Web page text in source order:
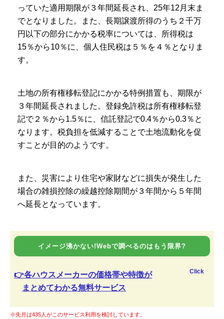
っていた適用期限が３年間延長され、25年12月末ま
でとなりました。また、長期譲渡所得のうち２千万
円以下の部分にかかる税率については、所得税は
15％から10％に、個人住民税は５％を４％となりま
す。
土地の所有権移転登記にかかる特例措置も、期限が
３年間延長されました。登録免許税は所有権移転登
記で２％から1.5％に、信託登記で0.4％から0.3％と
なります。税負担を低減することで土地流動化を促
すことが目的のようです。
また、災害により住宅や家財などに損失が発生した
場合の雑損控除の繰越控除期間が３年間から５年間
へ延長となっています。
イメージ沸かない!Webで調べるのはもう限界?
👉各ハウスメーカーの価格帯や特徴が
まとめてわかる無料サービス
Click
※先月は435人がこのサービス利用を検討しています。